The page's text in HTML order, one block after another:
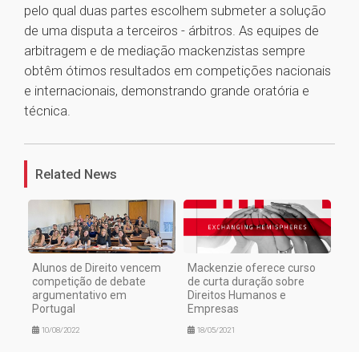
pelo qual duas partes escolhem submeter a solução
de uma disputa a terceiros - árbitros. As equipes de
arbitragem e de mediação mackenzistas sempre
obtêm ótimos resultados em competições nacionais
e internacionais, demonstrando grande oratória e
técnica.
Related News
Alunos de Direito vencem
competição de debate
argumentativo em
Portugal
10/08/2022
Mackenzie oferece curso
de curta duração sobre
Direitos Humanos e
Empresas
18/05/2021